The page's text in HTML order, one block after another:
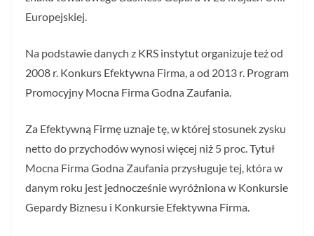
Europejskiej.
Na podstawie danych z KRS instytut organizuje też od
2008 r. Konkurs Efektywna Firma, a od 2013 r. Program
Promocyjny Mocna Firma Godna Zaufania.
Za Efektywną Firmę uznaje tę, w której stosunek zysku
netto do przychodów wynosi więcej niż 5 proc. Tytuł
Mocna Firma Godna Zaufania przysługuje tej, która w
danym roku jest jednocześnie wyróżniona w Konkursie
Gepardy Biznesu i Konkursie Efektywna Firma.